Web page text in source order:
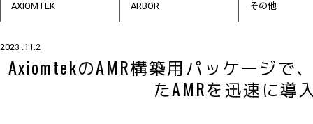
2023 .11.2
AxiomtekのAMR構築用パッケージで
たAMRを迅速に導
AXIOMTEK ARBOR その他